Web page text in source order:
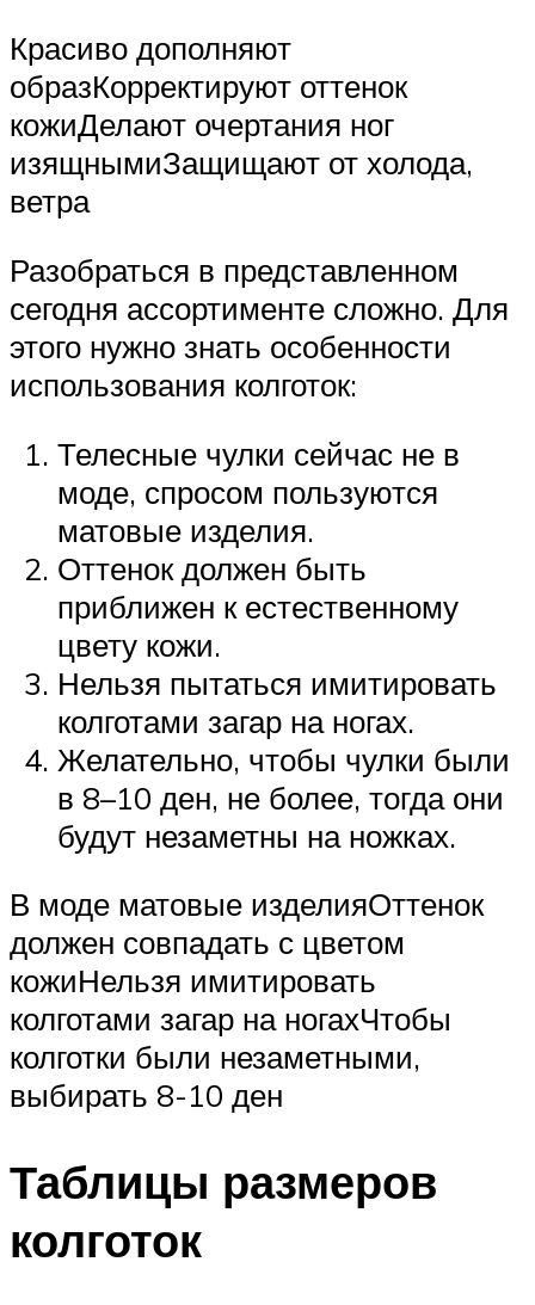
Красиво дополняют
образКорректируют оттенок
кожиДелают очертания ног
изящнымиЗащищают от холода,
ветра
Разобраться в представленном
сегодня ассортименте сложно. Для
этого нужно знать особенности
использования колготок:
Телесные чулки сейчас не в
моде, спросом пользуются
матовые изделия.
Оттенок должен быть
приближен к естественному
цвету кожи.
Нельзя пытаться имитировать
колготами загар на ногах.
Желательно, чтобы чулки были
в 8­–10 ден, не более, тогда они
будут незаметны на ножках.
В моде матовые изделияОттенок
должен совпадать с цветом
кожиНельзя имитировать
колготами загар на ногахЧтобы
колготки были незаметными,
выбирать 8-10 ден
Таблицы размеров
колготок